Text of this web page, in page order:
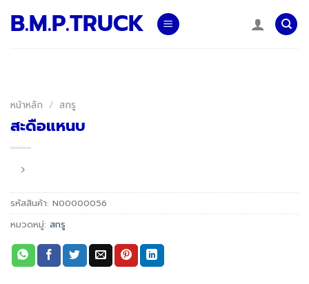
B.M.P.TRUCK
หน้าหลัก / สกรู
สะดือแหนบ
รหัสสินค้า: N00000056
หมวดหมู่: สกรู